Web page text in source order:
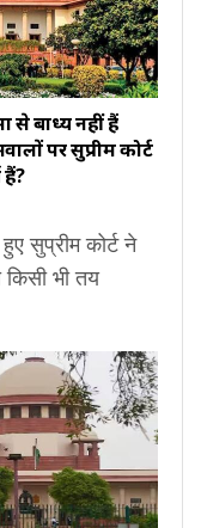
से बाध्य नहीं हैं
पर सुप्रीम कोर्ट
सुप्रीम कोर्ट ने
किसी भी तय